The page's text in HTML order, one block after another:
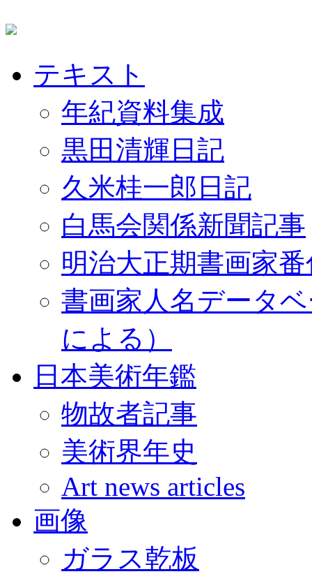
テキスト
年紀資料集成
黒田清輝日記
久米桂一郎日記
白馬会関係新聞記事
明治大正期書画家
書画家人名データ
による）
日本美術年鑑
物故者記事
美術界年史
Art news articles
画像
ガラス乾板